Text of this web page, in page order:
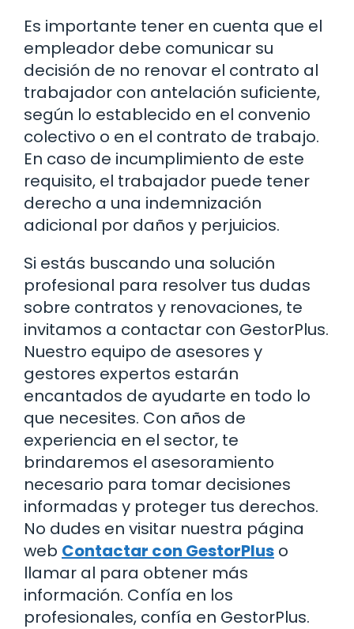
Es importante tener en cuenta que el
empleador debe comunicar su
decisión de no renovar el contrato al
trabajador con antelación suficiente,
según lo establecido en el convenio
colectivo o en el contrato de trabajo.
En caso de incumplimiento de este
requisito, el trabajador puede tener
derecho a una indemnización
adicional por daños y perjuicios.
Si estás buscando una solución
profesional para resolver tus dudas
sobre contratos y renovaciones, te
invitamos a contactar con GestorPlus.
Nuestro equipo de asesores y
gestores expertos estarán
encantados de ayudarte en todo lo
que necesites. Con años de
experiencia en el sector, te
brindaremos el asesoramiento
necesario para tomar decisiones
informadas y proteger tus derechos.
No dudes en visitar nuestra página
web Contactar con GestorPlus o
llamar al para obtener más
información. Confía en los
profesionales, confía en GestorPlus.